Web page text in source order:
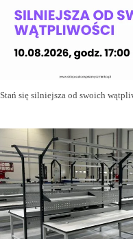
Stań się silniejsza od swoich